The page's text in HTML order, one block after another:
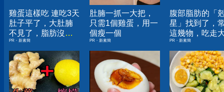
雞蛋這樣吃 連吃3天
肚子平了，大肚腩
不見了，脂肪沒
了！
PR・新素簡
肚腩一抓一大把，
只需1個雞蛋，用一
個瘦一個
PR・新素簡
腹部脂肪的「
星」找到了，
這幾物，吃走
囊，瘦出小蠻
PR・新素簡